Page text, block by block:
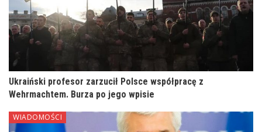
Ukraiński profesor zarzucił Polsce współpracę z
Wehrmachtem. Burza po jego wpisie
WIADOMOŚCI